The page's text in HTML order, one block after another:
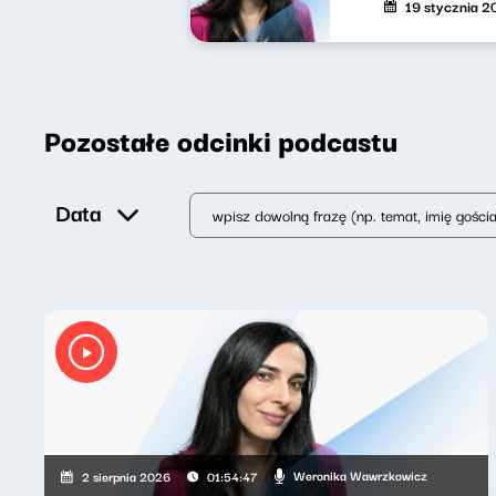
19 stycznia
Pozostałe odcinki podcastu
Data
2 sierpnia 2026 01:54:47 Weronika Wawrzkowicz